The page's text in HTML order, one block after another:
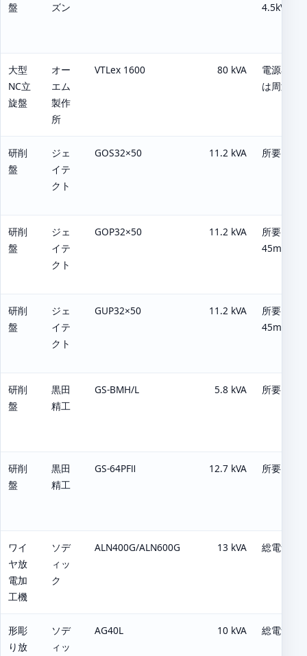
盤
ズン
4.5kVA。
大型
NC立
旋盤
オー
エム
製作
所
VTLex 1600 80 kVA
電源容量
は周辺装
研削
盤
ジェ
イテ
クト
GOS32×50 11.2 kVA 所要電力
研削
盤
ジェ
イテ
クト
GOP32×50 11.2 kVA
所要電力
45m/s時
研削
盤
ジェ
イテ
クト
GUP32×50 11.2 kVA
所要電力
45m/s時
研削
盤
黒田
精工
GS-BMH/L 5.8 kVA 所要電力
研削
盤
黒田
精工
GS-64PFⅡ 12.7 kVA 所要電力
ワイ
ヤ放
電加
工機
ソデ
ィッ
ク
ALN400G/ALN600G 13 kVA 総電気容
形彫
り放
ソデ
ィッ
AG40L 10 kVA 総電気容